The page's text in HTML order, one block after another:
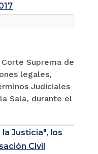
Suprema de
legales,
Judiciales
Sala, durante el
Justicia", los
Civil